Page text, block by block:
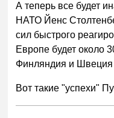
А теперь все будет
НАТО Йенс
сил быстрого
Европе будет около
Финляндия и
Вот такие "успехи"